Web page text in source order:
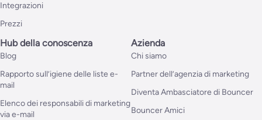
Integrazioni
Prezzi
Hub della conoscenza
Blog
Rapporto sull’igiene delle liste e-
mail
Elenco dei responsabili di marketing
via e-mail
Azienda
Chi siamo
Partner dell’agenzia di marketing
Diventa Ambasciatore di Bouncer
Bouncer Amici